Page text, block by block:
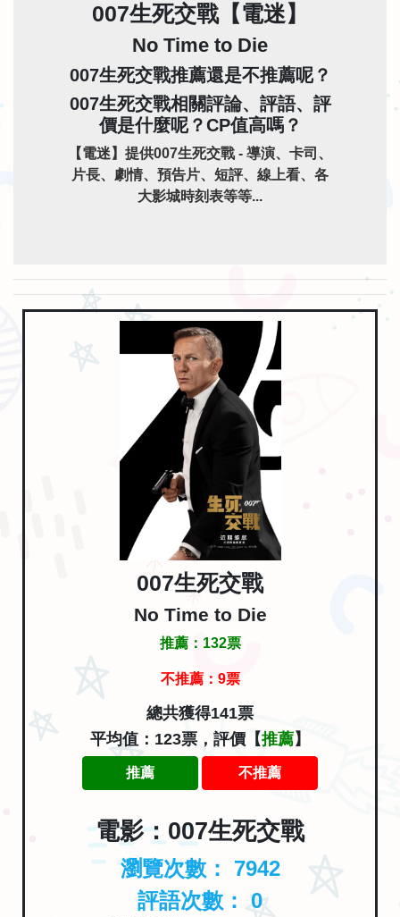
007生死交戰【電迷】
No Time to Die
007生死交戰推薦還是不推薦呢？
007生死交戰相關評論、評語、評
價是什麼呢？CP值高嗎？
【電迷】提供007生死交戰 - 導演、卡司、
片長、劇情、預告片、短評、線上看、各
大影城時刻表等等...
007生死交戰
No Time to Die
推薦： 132票
不推薦： 9票
總共獲得141票
平均值：123票，評價【推薦】
推薦 不推薦
電影：007生死交戰
瀏覽次數： 7942
評語次數：0